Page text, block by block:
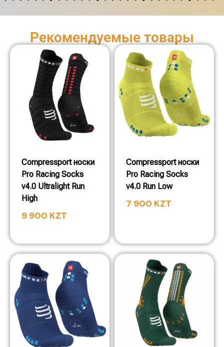
Рекомендуемые товары
Compressport носки
Pro Racing Socks
v4.0 Ultralight Run
High
9 900 KZT
Compressport носки
Pro Racing Socks
v4.0 Run Low
7 900 KZT